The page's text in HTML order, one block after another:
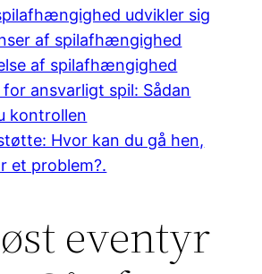
udvikler sig
af spilafhængighed
af spilafhængighed
ansvarligt spil: Sådan
kontrollen
Hvor kan du gå hen,
et problem?.
eventyr